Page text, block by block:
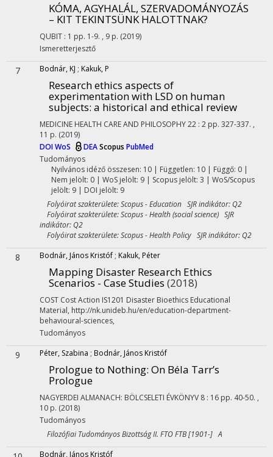
KÓMA, AGYHALÁL, SZERVADOMÁNYOZÁS
– KIT TEKINTSÜNK HALOTTNAK?
QUBIT : 1 pp. 1-9. , 9 p. (2019)
Ismeretterjesztő
7 Bodnár, KJ ; Kakuk, P
Research ethics aspects of
experimentation with LSD on human
subjects: a historical and ethical review
MEDICINE HEALTH CARE AND PHILOSOPHY22 : 2 pp. 327-337. ,
11 p. (2019)
DOIWoS DEAScopus PubMed
Tudományos
Nyilvános idéző összesen: 10| Független: 10 | Függő: 0 |
Nem jelölt: 0 | WoS jelölt: 9 | Scopus jelölt: 3 | WoS/Scopus
jelölt: 9 | DOI jelölt: 9
Folyóirat szakterülete: Scopus - Education SJR indikátor: Q2
Folyóirat szakterülete: Scopus - Health (social science) SJR
indikátor: Q2
Folyóirat szakterülete: Scopus - Health Policy SJR indikátor: Q2
8 Bodnár, János Kristóf ; Kakuk, Péter
Mapping Disaster Research Ethics
Scenarios - Case Studies (2018)
COST Cost Action IS1201 Disaster Bioethics Educational
Material, http://nk.unideb.hu/en/education-department-
behavioural-sciences,
Tudományos
9 Péter, Szabina ; Bodnár, János Kristóf
Prologue to Nothing: On Béla Tarr’s
Prologue
NAGYERDEI ALMANACH: BÖLCSELETI ÉVKÖNYV 8 : 16 pp. 40-50. ,
10 p. (2018)
Tudományos
Filozófiai Tudományos Bizottság II. FTO FTB [1901-] A
Bodnár, János Kristóf